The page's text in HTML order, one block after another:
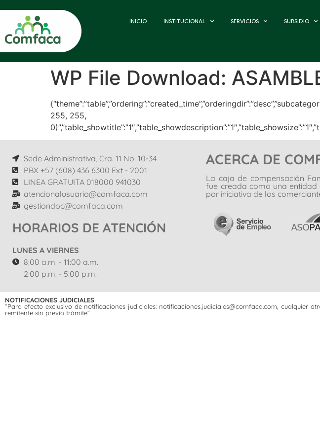
INICIO INSTITUCIONAL SERVICIOS SUBSIDIO
WP File Download:
255, 255,
Sede Administrativa, Cra. 11 No. 10-34
PBX +57 (608) 436 6300 Ext - 2001
LINEA GRATUITA 018000 941030
atencionalusuario@comfaca.com
gestiondoc@comfaca.com
HORARIOS DE ATENCIÓN
LUNES A VIERNES
8:00 a.m. - 11:00 a.m.
2:00 p.m. - 5:00 p.m.
ACERCA DE
La caja de compensación
fue creada como una entidad
por iniciativa de los
NOTIFICACIONES JUDICIALES
“Para efecto exclusivo de notificaciones judiciales: notificaciones.judiciales@comfaca.com, cualquier
remitente sin previo trámite”